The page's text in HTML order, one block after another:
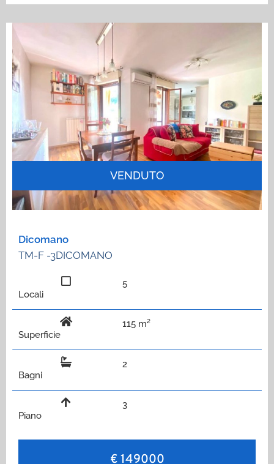
VENDUTO
Dicomano
TM-F -3DICOMANO
Locali
5
Superficie
115 m²
Bagni
2
Piano
3
€ 149000